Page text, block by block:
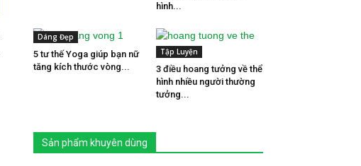
hình...
Dáng Đẹp
5 tư thế Yoga giúp bạn nữ
tăng kích thước vòng...
Tập Luyện
3 điều hoang tưởng về thể
hình nhiều người thường
tưởng...
Sản phẩm khuyên dùng